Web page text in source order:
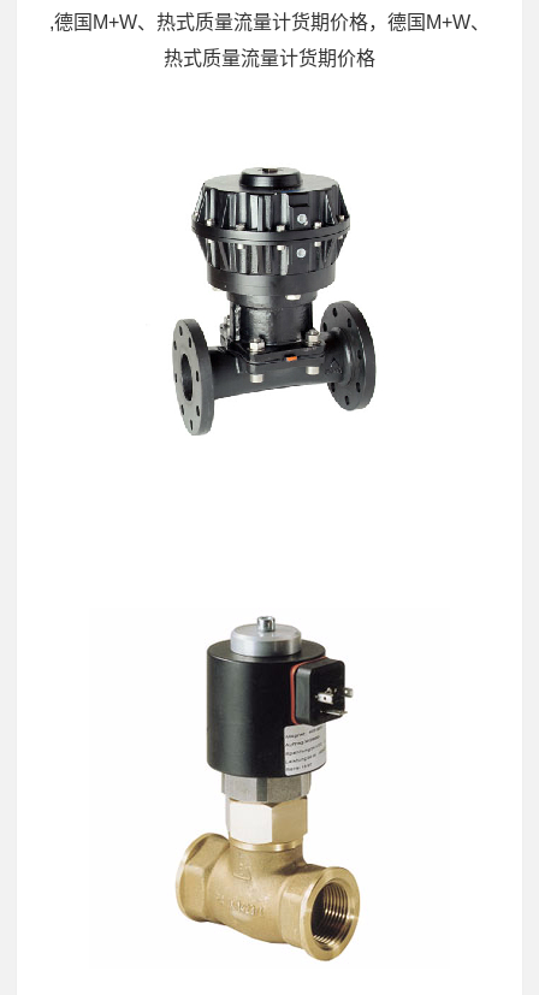
,德国M+W、热式质量流量计货期价格，德国M+W、
热式质量流量计货期价格